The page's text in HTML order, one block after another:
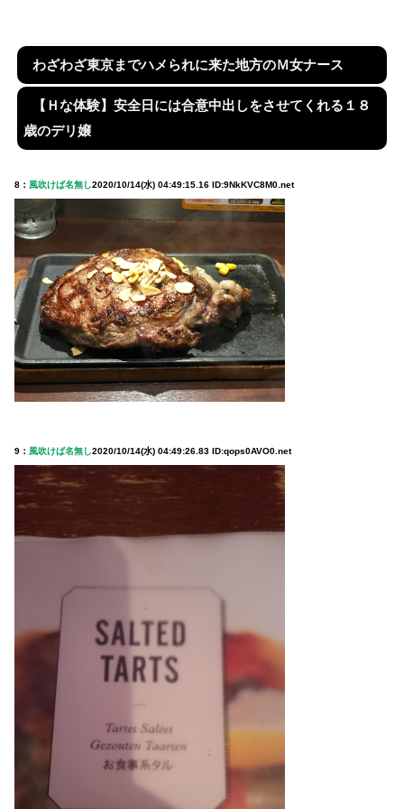
わざわざ東京までハメられに来た地方のＭ女ナース
【Ｈな体験】安全日には合意中出しをさせてくれる１８
歳のデリ嬢
8： 風吹けば名無し2020/10/14(水) 04:49:15.16 ID:9NkKVC8M0.net
9： 風吹けば名無し2020/10/14(水) 04:49:26.83 ID:qops0AVO0.net